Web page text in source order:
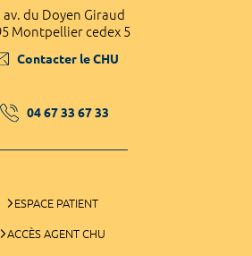
av. du Doyen Giraud
Montpellier cedex 5
Contacter le CHU
04 67 33 67 33
ESPACE PATIENT
ACCÈS AGENT CHU